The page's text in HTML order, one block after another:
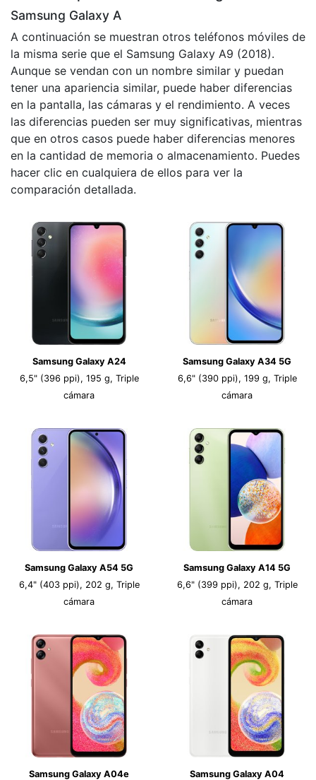
Samsung Galaxy A
A continuación se muestran otros teléfonos móviles de
la misma serie que el Samsung Galaxy A9 (2018).
Aunque se vendan con un nombre similar y puedan
tener una apariencia similar, puede haber diferencias
en la pantalla, las cámaras y el rendimiento. A veces
las diferencias pueden ser muy significativas, mientras
que en otros casos puede haber diferencias menores
en la cantidad de memoria o almacenamiento. Puedes
hacer clic en cualquiera de ellos para ver la
comparación detallada.
Samsung Galaxy A24
6,5" (396 ppi), 195 g, Triple
cámara
Samsung Galaxy A34 5G
6,6" (390 ppi), 199 g, Triple
cámara
Samsung Galaxy A54 5G
6,4" (403 ppi), 202 g, Triple
cámara
Samsung Galaxy A14 5G
6,6" (399 ppi), 202 g, Triple
cámara
Samsung Galaxy A04e
Samsung Galaxy A04